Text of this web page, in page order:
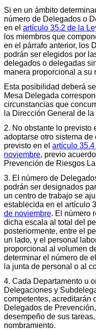
Si en un ámbito
número de Delegados o
en el artículo 35.2 de la
los miembros que
en el párrafo anterior, los
podrán ser elegidos por
delegados o delegadas
manera proporcional a su
Esta posibilidad deberá
Mesa Delegada
circunstancias que
la Dirección General de
2. No obstante lo previsto
adoptarse otro sistema
previsto en el artículo
noviembre, previo
Prevención de Riesgos
3. El número de
podrán ser designados
un centro de trabajo se
establecida en el artículo
de noviembre. El número
dicha escala al total del
posteriormente, entre el
un lado, y el personal
proporcional al volumen
determinar el número de
la junta de personal o al
4. Cada Departamento u
Delegaciones y
competentes, acreditarán
Delegados de
desempeño de sus
nombramiento.